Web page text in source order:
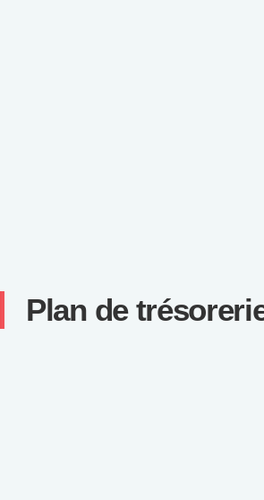
Plan de